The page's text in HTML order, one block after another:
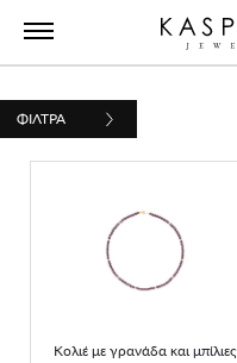
ΦΙΛΤΡΑ
Κολιέ με γρανάδα και μπίλιες
Κολιέ με γρανάδα και
μπίλιες K14